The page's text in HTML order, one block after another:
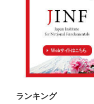
ランキング